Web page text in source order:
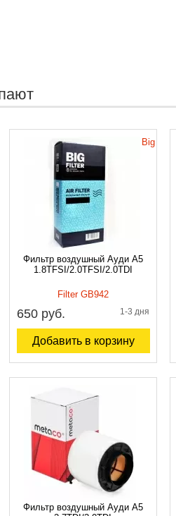
Фильтр воздушный Ауди A5
1.8TFSI/2.0TFSI/2.0TDI
Big
Filter GB942
650 руб. 1-3 дня
Добавить в корзину
Фильтр воздушный Ауди A5